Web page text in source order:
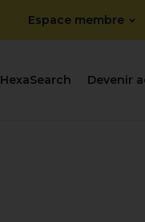
Espace membre
HexaSearch Devenir